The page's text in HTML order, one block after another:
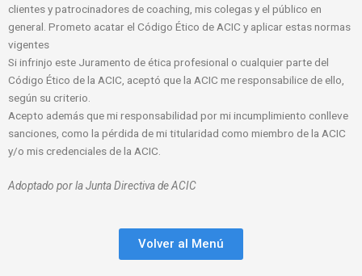
clientes y patrocinadores de coaching, mis colegas y el público en
general. Prometo acatar el Código Ético de ACIC y aplicar estas normas
vigentes
Si infrinjo este Juramento de ética profesional o cualquier parte del
Código Ético de la ACIC, aceptó que la ACIC me responsabilice de ello,
según su criterio.
Acepto además que mi responsabilidad por mi incumplimiento conlleve
sanciones, como la pérdida de mi titularidad como miembro de la ACIC
y/o mis credenciales de la ACIC.
Adoptado por la Junta Directiva de ACIC
Volver al Menú